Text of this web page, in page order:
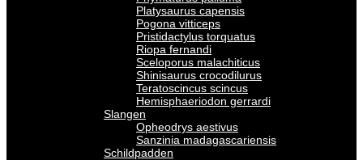
Platysaurus capensis
Pogona vitticeps
Pristidactylus torquatus
Riopa fernandi
Sceloporus malachiticus
Shinisaurus crocodilurus
Teratoscincus scincus
Hemisphaeriodon gerrardi
Slangen
Opheodrys aestivus
Sanzinia madagascariensis
Schildpadden